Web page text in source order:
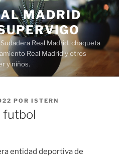
MADRID
Real Madrid, chaqueta
Real Madrid y otros
y niños.
POR ISTERN
futbol
entidad deportiva de